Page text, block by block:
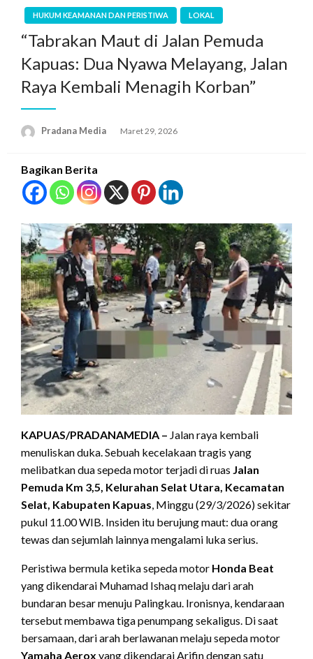
HUKUM KEAMANAN DAN PERISTIWA LOKAL
“Tabrakan Maut di Jalan Pemuda
Kapuas: Dua Nyawa Melayang, Jalan
Raya Kembali Menagih Korban”
Pradana Media Maret 29, 2026
Bagikan Berita
KAPUAS/PRADANAMEDIA – Jalan raya kembali
menuliskan duka. Sebuah kecelakaan tragis yang
melibatkan dua sepeda motor terjadi di ruas Jalan
Pemuda Km 3,5, Kelurahan Selat Utara, Kecamatan
Selat, Kabupaten Kapuas, Minggu (29/3/2026) sekitar
pukul 11.00 WIB. Insiden itu berujung maut: dua orang
tewas dan sejumlah lainnya mengalami luka serius.
Peristiwa bermula ketika sepeda motor Honda Beat
yang dikendarai Muhamad Ishaq melaju dari arah
bundaran besar menuju Palingkau. Ironisnya, kendaraan
tersebut membawa tiga penumpang sekaligus. Di saat
bersamaan, dari arah berlawanan melaju sepeda motor
Yamaha Aerox yang dikendarai Arifin dengan satu